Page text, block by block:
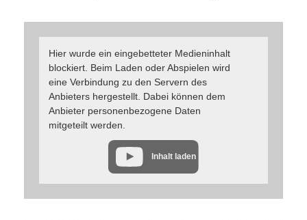
Hier wurde ein eingebetteter Medieninhalt
blockiert. Beim Laden oder Abspielen wird
eine Verbindung zu den Servern des
Anbieters hergestellt. Dabei können dem
Anbieter personenbezogene Daten
mitgeteilt werden.
Inhalt laden